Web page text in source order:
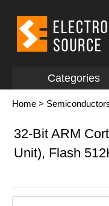
Categories
Home >
32-Bit ARM
Unit), Flash